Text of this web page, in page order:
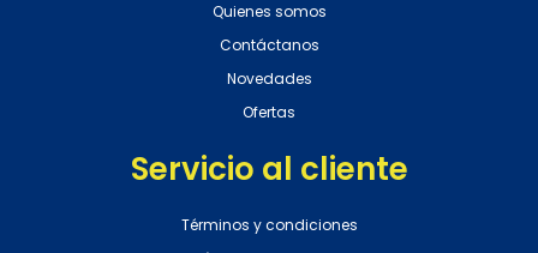
Quienes somos
Contáctanos
Novedades
Ofertas
Servicio al cliente
Términos y condiciones